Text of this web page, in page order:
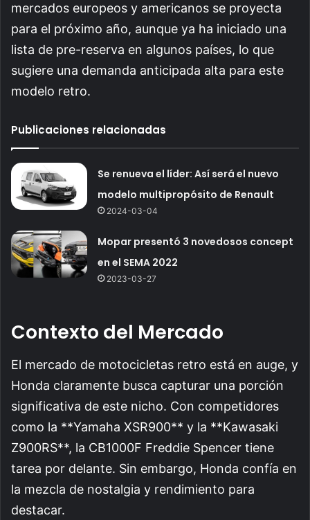
mercados europeos y americanos se proyecta
para el próximo año, aunque ya ha iniciado una
lista de pre-reserva en algunos países, lo que
sugiere una demanda anticipada alta para este
modelo retro.
Publicaciones relacionadas
Se renueva el líder: Así será el nuevo
modelo multipropósito de Renault
2024-03-04
Mopar presentó 3 novedosos concept
en el SEMA 2022
2023-03-27
Contexto del Mercado
El mercado de motocicletas retro está en auge, y
Honda claramente busca capturar una porción
significativa de este nicho. Con competidores
como la **Yamaha XSR900** y la **Kawasaki
Z900RS**, la CB1000F Freddie Spencer tiene
tarea por delante. Sin embargo, Honda confía en
la mezcla de nostalgia y rendimiento para
destacar.